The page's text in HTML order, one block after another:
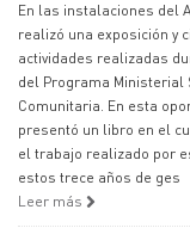
En las instalaciones del
realizó una exposición y
actividades realizadas
del Programa Ministerial
Comunitaria. En esta
presentó un libro en el
el trabajo realizado por
estos trece años de ges
Leer más